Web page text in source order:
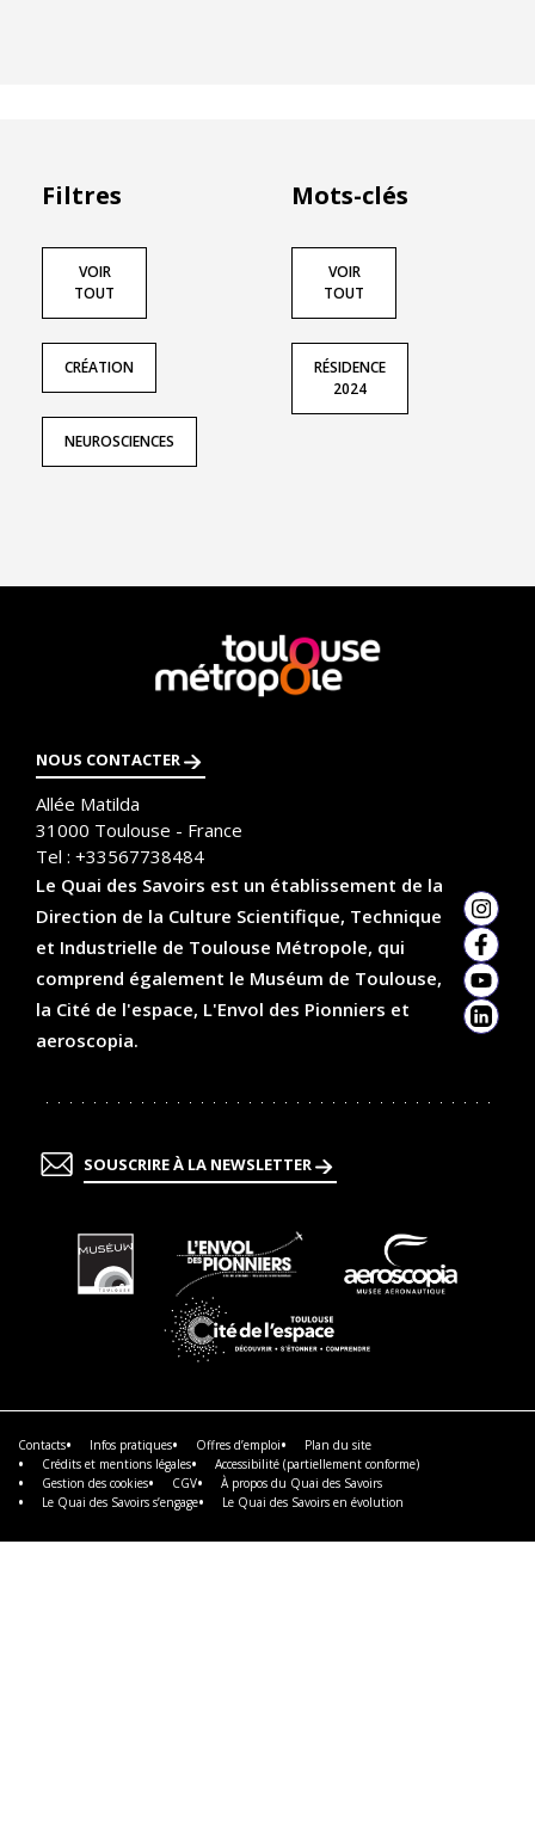
Filtres
VOIR
TOUT
CRÉATION
NEUROSCIENCES
Mots-clés
VOIR
TOUT
RÉSIDENCE
2024
En
savoir
plus
NOUS CONTACTER
Allée Matilda
31000 Toulouse - France
Tel : +33567738484
Le Quai des Savoirs est un établissement de la
Direction de la Culture Scientifique, Technique
et Industrielle de Toulouse Métropole, qui
comprend également le Muséum de Toulouse,
la Cité de l'espace, L'Envol des Pionniers et
aeroscopia.
SOUSCRIRE À LA NEWSLETTER
En
savoir
plus
Contacts Infos pratiques Offres d’emploi
Plan du site
Crédits et mentions légales
Accessibilité (partiellement conforme)
Gestion des cookies
CGV
À propos du Quai des Savoirs
Le Quai des Savoirs s’engage
Le Quai des Savoirs en évolution